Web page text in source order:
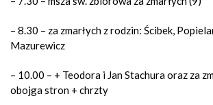
– 8.30 – za zmarłych z rodzin: Ścibek,
Mazurewicz
– 10.00 – + Teodora i Jan Stachura oraz za
obojga stron + chrzty